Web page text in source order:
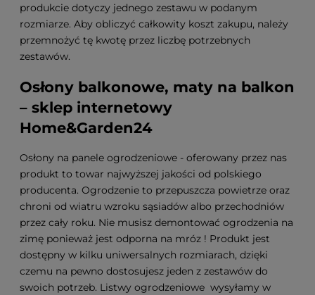
produkcie dotyczy jednego zestawu w podanym
rozmiarze. Aby obliczyć całkowity koszt zakupu, należy
przemnożyć tę kwotę przez liczbę potrzebnych
zestawów.
Osłony balkonowe, maty na balkon
– sklep internetowy
Home&Garden24
Osłony na panele ogrodzeniowe - oferowany przez nas
produkt to towar najwyższej jakości od polskiego
producenta. Ogrodzenie to przepuszcza powietrze oraz
chroni od wiatru wzroku sąsiadów albo przechodniów
przez cały roku. Nie musisz demontować ogrodzenia na
zimę ponieważ jest odporna na mróz ! Produkt jest
dostępny w kilku uniwersalnych rozmiarach, dzięki
czemu na pewno dostosujesz jeden z zestawów do
swoich potrzeb. Listwy ogrodzeniowe wysyłamy w